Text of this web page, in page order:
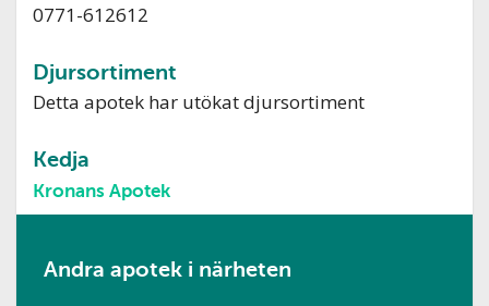
0771-612612
Djursortiment
Detta apotek har utökat djursortiment
Kedja
Kronans Apotek
Andra apotek i närheten